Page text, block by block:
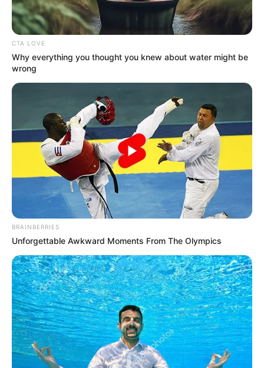
CTA LOVE
Why everything you thought you knew about water might be
wrong
BRAINBERRIES
Unforgettable Awkward Moments From The Olympics